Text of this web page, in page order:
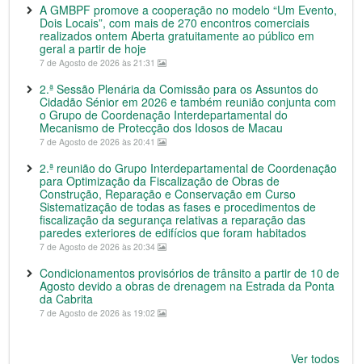
A GMBPF promove a cooperação no modelo “Um Evento,
Dois Locais”, com mais de 270 encontros comerciais
realizados ontem Aberta gratuitamente ao público em
geral a partir de hoje
7 de Agosto de 2026 às 21:31
2.ª Sessão Plenária da Comissão para os Assuntos do
Cidadão Sénior em 2026 e também reunião conjunta com
o Grupo de Coordenação Interdepartamental do
Mecanismo de Protecção dos Idosos de Macau
7 de Agosto de 2026 às 20:41
2.ª reunião do Grupo Interdepartamental de Coordenação
para Optimização da Fiscalização de Obras de
Construção, Reparação e Conservação em Curso
Sistematização de todas as fases e procedimentos de
fiscalização da segurança relativas a reparação das
paredes exteriores de edifícios que foram habitados
7 de Agosto de 2026 às 20:34
Condicionamentos provisórios de trânsito a partir de 10 de
Agosto devido a obras de drenagem na Estrada da Ponta
da Cabrita
7 de Agosto de 2026 às 19:02
Ver todos